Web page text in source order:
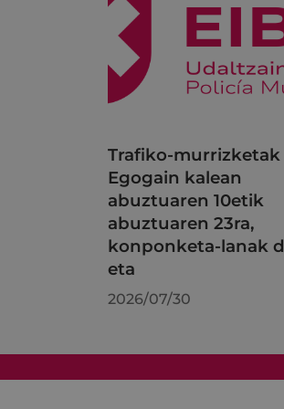
Trafiko-murrizketak
Egogain kalean
abuztuaren 10etik
abuztuaren 23ra,
konponketa-lanak
eta
2026/07/30